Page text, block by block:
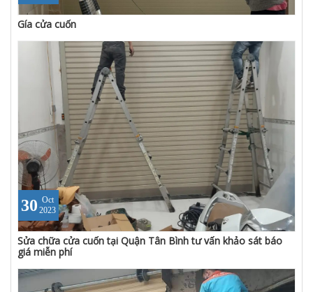
Gía cửa cuốn
30 Oct
2023
Sửa chữa cửa cuốn tại Quận Tân Bình tư vấn khảo sát báo
giá miễn phí